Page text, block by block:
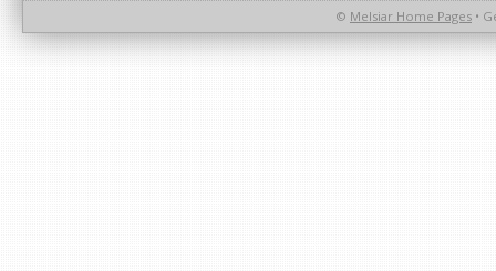
© Melsiar Home Pages •